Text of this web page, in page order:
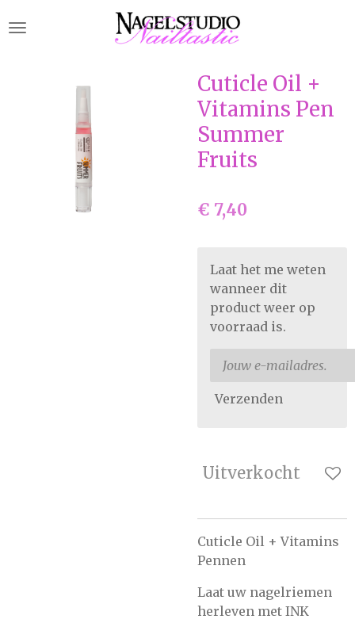
direct
hoofdinhoud
Cuticle Oil +
Vitamins Pen
Summer
Fruits
€ 7,40
Laat het me weten
wanneer dit
product weer op
voorraad is.
Verzenden
Uitverkocht
Cuticle Oil + Vitamins
Pennen
Laat uw nagelriemen
herleven met INK